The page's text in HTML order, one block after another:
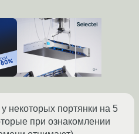
некоторых портянки на 5
при ознакомлении